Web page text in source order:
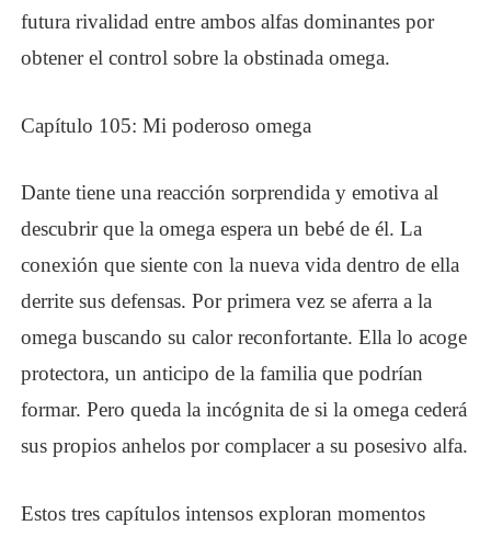
futura rivalidad entre ambos alfas dominantes por
obtener el control sobre la obstinada omega.
Capítulo 105: Mi poderoso omega
Dante tiene una reacción sorprendida y emotiva al
descubrir que la omega espera un bebé de él. La
conexión que siente con la nueva vida dentro de ella
derrite sus defensas. Por primera vez se aferra a la
omega buscando su calor reconfortante. Ella lo acoge
protectora, un anticipo de la familia que podrían
formar. Pero queda la incógnita de si la omega cederá
sus propios anhelos por complacer a su posesivo alfa.
Estos tres capítulos intensos exploran momentos